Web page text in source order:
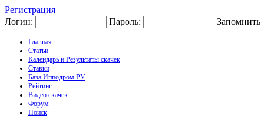
Регистрация
Логин:
Пароль: Запомнить
Главная
Статьи
Календарь и Результаты скачек
Ставки
База Ипподром.РУ
Рейтинг
Видео скачек
Форум
Поиск